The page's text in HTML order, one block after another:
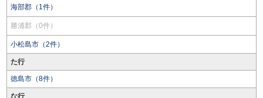
海部郡（1件）
勝浦郡（0件）
小松島市（2件）
た行
徳島市（8件）
な行